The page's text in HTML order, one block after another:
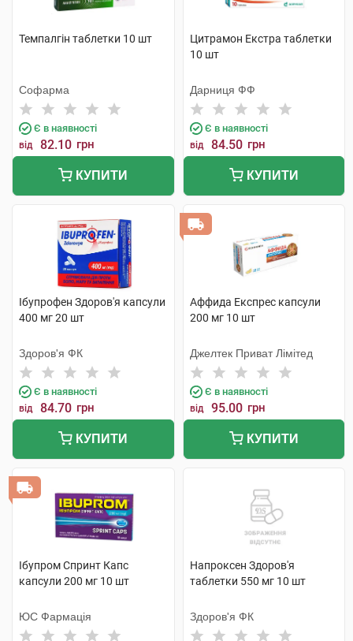
Темпалгін таблетки 10 шт
Софарма
Є в наявності
від 82.10 грн
КУПИТИ
Цитрамон Екстра таблетки
10 шт
Дарниця ФФ
Є в наявності
від 84.50 грн
КУПИТИ
Ібупрофен Здоров'я капсули
400 мг 20 шт
Здоров'я ФК
Є в наявності
від 84.70 грн
КУПИТИ
Аффида Експрес капсули
200 мг 10 шт
Джелтек Приват Лімітед
Є в наявності
від 95.00 грн
КУПИТИ
Ібупром Спринт Капс
капсули 200 мг 10 шт
ЮС Фармація
Напроксен Здоров'я
таблетки 550 мг 10 шт
Здоров'я ФК